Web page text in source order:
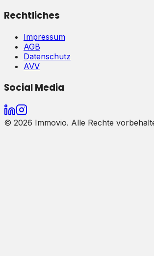
Rechtliches
Impressum
AGB
Datenschutz
AVV
Social Media
© 2026 Immovio. Alle Rechte